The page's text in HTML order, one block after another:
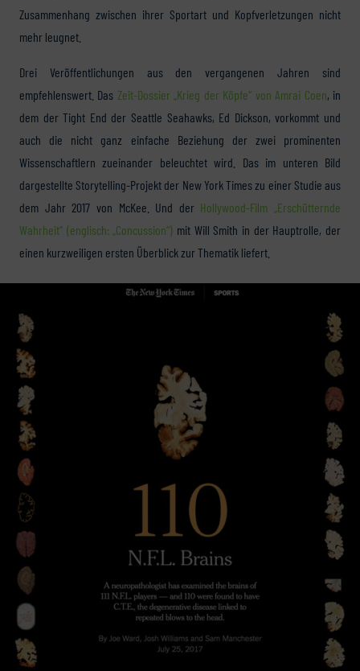
Zusammenhang zwischen ihrer Sportart und Kopfverletzungen nicht
mehr leugnet.
Drei Veröffentlichungen aus den vergangenen Jahren sind
empfehlenswert. Das Zeit-Dossier „Krieg der Köpfe“ von Amrai Coen, in
dem der Tight End der Seattle Seahawks, Ed Dickson, vorkommt und
auch die nicht ganz einfache Beziehung der zwei prominenten
Wissenschaftlern zueinander beleuchtet wird. Das im unteren Bild
dargestellte Storytelling-Projekt der New York Times zu einer Studie aus
dem Jahr 2017 von McKee. Und der Hollywood-Film „Erschütternde
Wahrheit“ (englisch: „Concussion“) mit Will Smith in der Hauptrolle, der
einen kurzweiligen ersten Überblick zur Thematik liefert.